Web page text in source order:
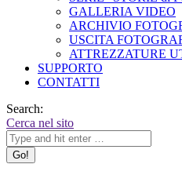
GALLERIA VIDEO
ARCHIVIO
USCITA
ATTREZZATURE
SUPPORTO
CONTATTI
Search:
Cerca nel sito